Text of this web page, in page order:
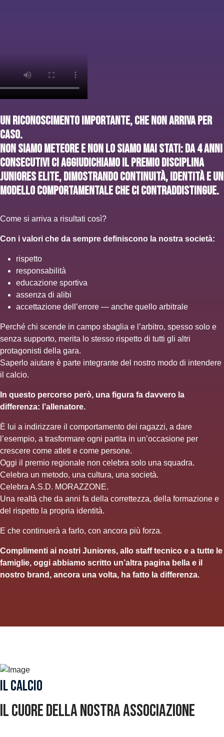
Un riconoscimento importante, che non arriva per
caso.
Non siamo meteore e non lo siamo mai stati: da 4 anni
consecutivi ci aggiudichiamo il premio Disciplina
Juniores Elite, dimostrando continuità, identità e un
modello comportamentale che ci contraddistingue.
Come si arriva a risultati così?
Con i valori che da sempre definiscono la nostra società:
rispetto
responsabilità
educazione sportiva
assenza di alibi
accettazione dell’errore — anche quello arbitrale
Perché chi scende in campo sbaglia e l’arbitro, spesso solo e
senza supporto, merita lo stesso rispetto di tutti gli altri
protagonisti della gara.
Saperlo aiutare è parte integrante del nostro modo di intendere
il calcio.
In questo percorso però, una figura fa davvero la
differenza: l’allenatore.
È lui a indirizzare il comportamento dei ragazzi, a dare
l’esempio, a trasformare ogni partita in un’occasione per
crescere come atleti e come persone.
Oggi il premio regionale non celebra solo una squadra.
Celebra un metodo, una cultura, una società.
Celebra A.S.D. MORAZZONE.
Una realtà che da anni fa della correttezza, della formazione e
del rispetto la propria identità.
E che continuerà a farlo, con ancora più forza.
Complimenti ai nostri Juniores, allo staff tecnico e a tutte le
famiglie, oggi abbiamo scritto un’altra pagina bella e il
nostro brand, ancora una volta, ha fatto la differenza.
Il Calcio
Il cuore della nostra associazione